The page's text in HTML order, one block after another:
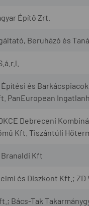
Építő Zrt.
Beruházó és
és
PanEuropean
Debreceni
Kft. Tiszántúli
Branaldi Kft
és Diszkont Kft.; ZD
Bács-Tak